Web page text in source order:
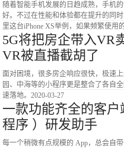
随着智能手机发展的日趋成熟，手机
好。不过在性能和体验都在提升的同
里这台iPhone XS举例，如果频繁使用
5G将把房企带入VR
VR被直播截胡了
面对困境，很多房企响应很快，极速
园、中海等的小程序更是整合了各自
速落地。2020-03-27
一款功能齐全的客户
程序 ）研发助手
每一个稍微有点规模的 App，总会自